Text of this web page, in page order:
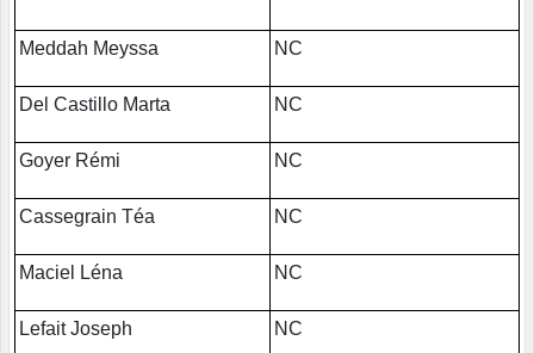
Meddah Meyssa NC
Del Castillo Marta NC
Goyer Rémi NC
Cassegrain Téa NC
Maciel Léna NC
Lefait Joseph NC